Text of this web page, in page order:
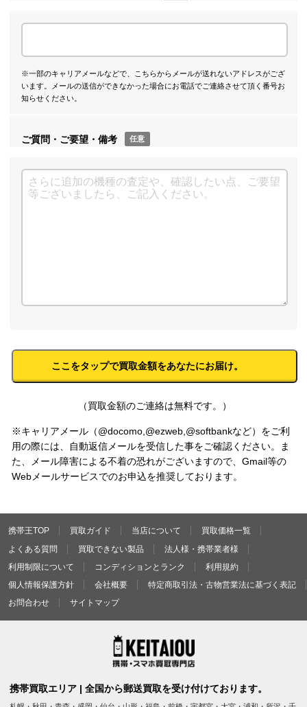
※一部のキャリアメールなどで、こちらからメールが送れないアドレスがござ
います。メールの送信ができなかった場合にお電話でご連絡させて頂く番号お
知らせください。
ご質問・ご要望・備考 任意
（買取金額のご連絡は無料です。）
※キャリアメール（@docomo,@ezweb,@softbankなど）をご利
用の際には、自動返信メールを受信した事をご確認ください。ま
た、メール障害による不着の恐れがございますので、Gmail等の
Webメールサービスでのお申込を推奨しております。
携帯王TOP 買取ガイド 当店について
買取価格一覧
よくある質問
買取できない製品
法人様・携帯業者様
利用制限について
コンディションとランク
利用規約
個人情報保護方針
会社概要
特定商取引法・古物営業法に基づく表記
お問合わせ
サイトマップ
携帯買取エリア | 全国から郵送買取を受け付けております。